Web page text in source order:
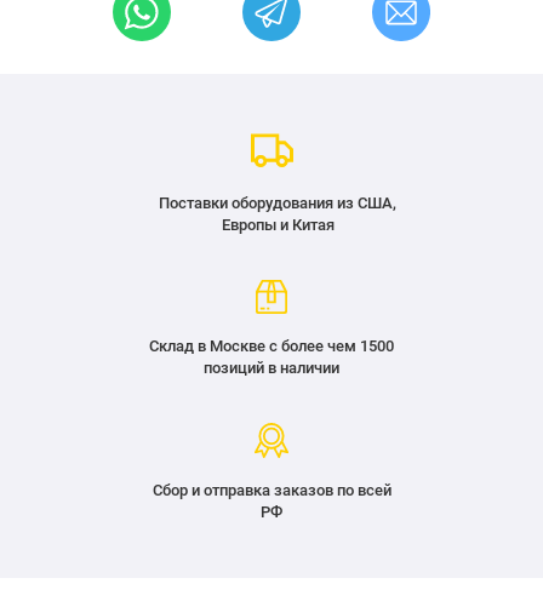
Поставки оборудования из США,
Европы и Китая
Склад в Москве с более чем 1500
позиций в наличии
Сбор и отправка заказов по всей
РФ